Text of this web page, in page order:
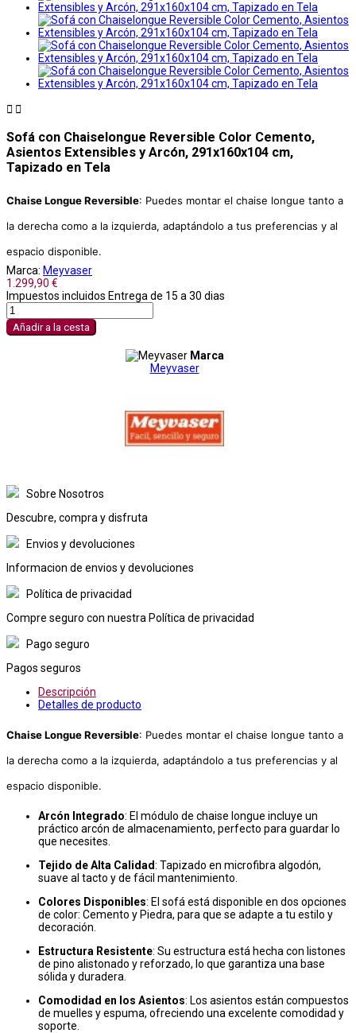
 
Sofá con Chaiselongue Reversible Color Cemento,
Asientos Extensibles y Arcón, 291x160x104 cm,
Tapizado en Tela
Chaise Longue Reversible: Puedes montar el chaise longue tanto a
la derecha como a la izquierda, adaptándolo a tus preferencias y al
espacio disponible.
Marca: Meyvaser
1.299,90 €
Impuestos incluidos Entrega de 15 a 30 dias
Añadir a la cesta
Marca
Meyvaser
Sobre Nosotros
Descubre, compra y disfruta
Envios y devoluciones
Informacion de envios y devoluciones
Política de privacidad
Compre seguro con nuestra Política de privacidad
Pago seguro
Pagos seguros
Descripción
Detalles de producto
Chaise Longue Reversible: Puedes montar el chaise longue tanto a
la derecha como a la izquierda, adaptándolo a tus preferencias y al
espacio disponible.
Arcón Integrado: El módulo de chaise longue incluye un
práctico arcón de almacenamiento, perfecto para guardar lo
que necesites.
Tejido de Alta Calidad: Tapizado en microfibra algodón,
suave al tacto y de fácil mantenimiento.
Colores Disponibles: El sofá está disponible en dos opciones
de color: Cemento y Piedra, para que se adapte a tu estilo y
decoración.
Estructura Resistente: Su estructura está hecha con listones
de pino alistonado y reforzado, lo que garantiza una base
sólida y duradera.
Comodidad en los Asientos: Los asientos están compuestos
de muelles y espuma, ofreciendo una excelente comodidad y
soporte.